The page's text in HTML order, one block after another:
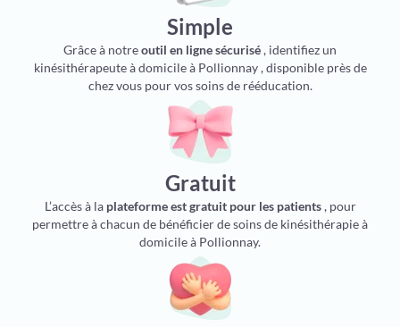
Simple
Grâce à notreoutil en ligne sécurisé, identifiez un
kinésithérapeute à domicile à Pollionnay , disponible près de
chez vous pour vos soins de rééducation.
Gratuit
L’accès à la plateforme est gratuit pour les patients, pour
permettre à chacun de bénéficier de soins de kinésithérapie à
domicile à Pollionnay.